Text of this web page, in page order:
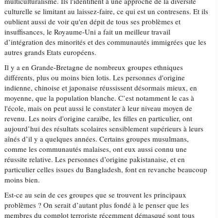
culturelle se limitant au laissez-faire, ce qui est un contresens. Et ils
oublient aussi de voir qu'en dépit de tous ses problèmes et
insuffisances, le Royaume-Uni a fait un meilleur travail
d’intégration des minorités et des communautés immigrées que les
autres grands Etats européens.
Il y a en Grande-Bretagne de nombreux groupes ethniques
différents, plus ou moins bien lotis. Les personnes d'origine
indienne, chinoise et japonaise réussissent désormais mieux, en
moyenne, que la population blanche. C’est notamment le cas à
l'école, mais on peut aussi le constater à leur niveau moyen de
revenu. Les noirs d'origine caraïbe, les filles en particulier, ont
aujourd’hui des résultats scolaires sensiblement supérieurs à leurs
aînés d’il y a quelques années. Certains groupes musulmans,
comme les communautés malaises, ont eux aussi connu une
réussite relative. Les personnes d’origine pakistanaise, et en
particulier celles issues du Bangladesh, font en revanche beaucoup
moins bien.
Est-ce au sein de ces groupes que se trouvent les principaux
problèmes ? On serait d’autant plus fondé à le penser que les
membres du complot terroriste récemment démasqué sont tous